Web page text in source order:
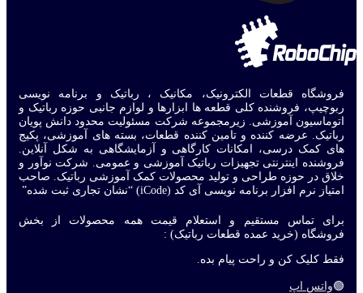
فروشگاه قطعات الکترونیک، مکانیک ، رباتیک و برنامه نویسی
ربوچیپ، فروشنده کلی قطعه ها ابزارها و لوازم جانبی حوزه رباتیک و
اتوماسیون آموزشی. زیرمجموعه شرکت مسئولیت محدود دانش پویان
رباتیک. عرضه کننده و تامین کننده قطعات، بسته های آموزشی، پکیج
های کمک درسی، امکانات کارگاهی و آزمایشگاهی به شکل آنلاین.
فروشنده اینترنتی تجهیزات رباتیک آموزشی و عمومی. شرکت نوآور و
خلاق در حوزه طراحی و تولید محصولات کمک آموزشی رباتیک. صاحب
امتیاز نرم افزار برنامه نویسی آی کد (iCode) “نشان تجاری ثبت شده”
برای تماس مستقیم و استعلام قیمت همه محصولات از بخش
فروشگاه (خرید عمده قطعات رباتیک) :
فقط کلیک کن و راحت پیام بده.
🟢واتس اپ